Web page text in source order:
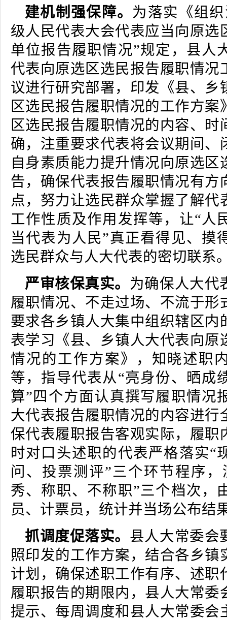
建机制强保障。 为落实《组
级人民代表大会代表应当向原选
单位报告履职情况”规定，县人
代表向原选区选民报告履职情况
议进行研究部署，印发《县、乡
区选民报告履职情况的工作方案
区选民报告履职情况的内容、时
确，注重要求代表将会议期间、
自身素质能力提升情况向原选区
告，确保代表报告履职情况有方
点，努力让选民群众掌握了解代
工作性质及作用发挥等，让“人
当代表为人民”真正看得见、摸
选民群众与人大代表的密切联系
严审核保真实。 为确保人大代
履职情况、不走过场、不流于形
要求各乡镇人大集中组织辖区内
表学习《县、乡镇人大代表向原
情况的工作方案》，知晓述职
等，指导代表从“亮身份、晒成
算”四个方面认真撰写履职情况
大代表报告履职情况的内容进行
保代表履职报告客观实际，履职
时对口头述职的代表严格落实“
问、投票测评”三个环节程序
秀、称职、不称职”三个档次，
员、计票员，统计并当场公布结
抓调度促落实。 县人大常委会
照印发的工作方案，结合各乡镇
计划，确保述职工作有序、述职
履职报告的期限内，县人大常委
提示、每周调度和县人大常委会